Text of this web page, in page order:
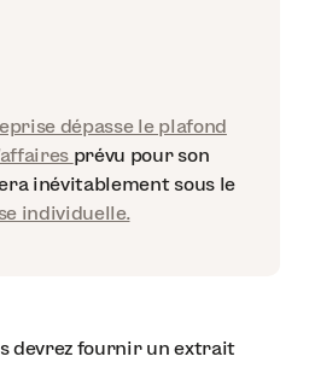
dépasse le plafond
prévu pour son
inévitablement sous le
individuelle.
devrez fournir un extrait